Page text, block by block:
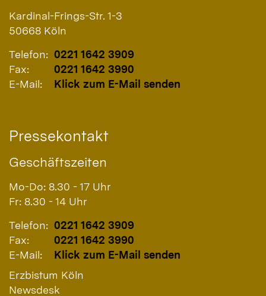
Kardinal-Frings-Str. 1-3
50668 Köln
Telefon: 0221 1642 3909
Fax:
0221 1642 3990
E-Mail:
Klick zum E-Mail senden
Pressekontakt
Geschäftszeiten
Mo-Do: 8.30 - 17 Uhr
Fr: 8.30 - 14 Uhr
Telefon: 0221 1642 3909
Fax:
0221 1642 3990
E-Mail:
Klick zum E-Mail senden
Erzbistum Köln
Newsdesk